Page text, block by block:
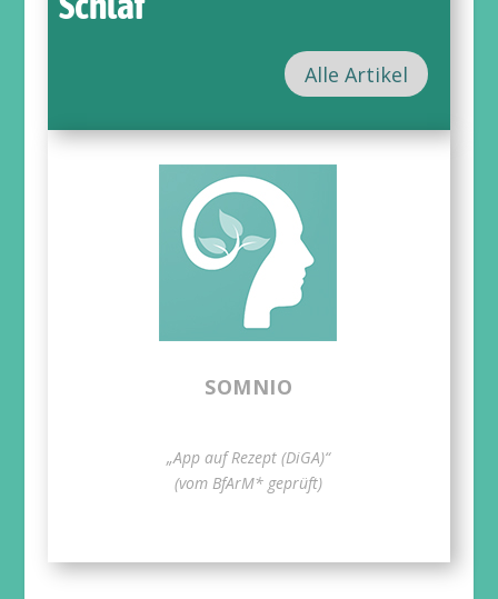
Alle Artikel
SOMNIO
„App auf Rezept (DiGA)“
(vom BfArM* geprüft)